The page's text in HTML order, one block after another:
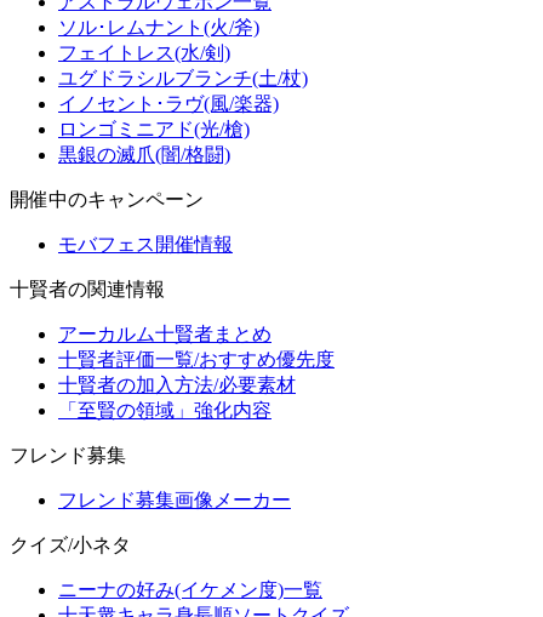
ソル･レムナント(火/斧)
フェイトレス(水/剣)
ユグドラシルブランチ(土/杖)
イノセント･ラヴ(風/楽器)
ロンゴミニアド(光/槍)
黒銀の滅爪(闇/格闘)
開催中のキャンペーン
モバフェス開催情報
十賢者の関連情報
アーカルム十賢者まとめ
十賢者評価一覧/おすすめ優先度
十賢者の加入方法/必要素材
「至賢の領域」強化内容
フレンド募集
フレンド募集画像メーカー
クイズ/小ネタ
ニーナの好み(イケメン度)一覧